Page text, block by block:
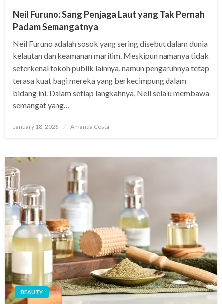
Neil Furuno: Sang Penjaga Laut yang Tak Pernah
Padam Semangatnya
Neil Furuno adalah sosok yang sering disebut dalam dunia
kelautan dan keamanan maritim. Meskipun namanya tidak
seterkenal tokoh publik lainnya, namun pengaruhnya tetap
terasa kuat bagi mereka yang berkecimpung dalam
bidang ini. Dalam setiap langkahnya, Neil selalu membawa
semangat yang…
Posted
January 18, 2026 Amanda Costa
BEAUTY